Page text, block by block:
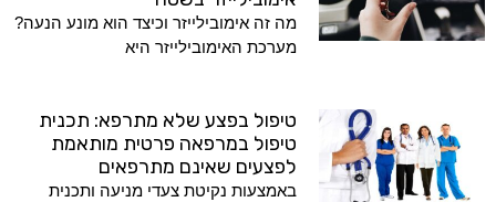
מה זה אימובילייזר וכיצד הוא מונע הנעה?
מערכת האימובילייזר היא
טיפול בפצע שלא מתרפא: תכנית
טיפול במרפאה פרטית מותאמת
לפצעים שאינם מתרפאים
באמצעות נקיטת צעדי מניעה ותכנית